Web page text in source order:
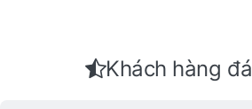
Khách hàng